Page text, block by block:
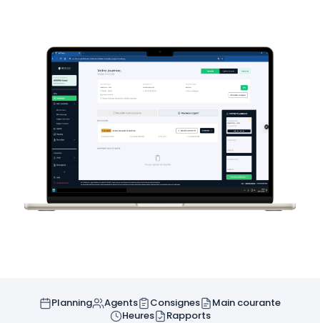
Planning Agents Consignes
Main courante
Heures
Rapports